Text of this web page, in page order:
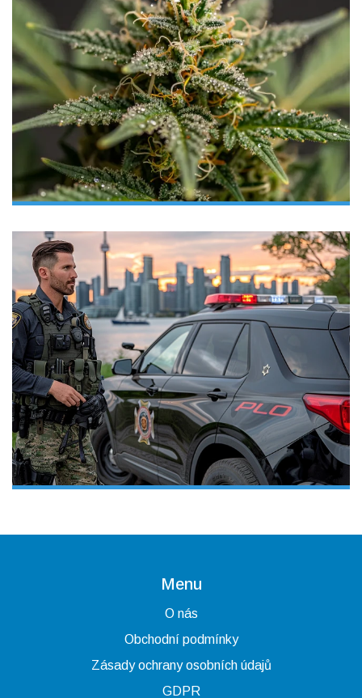
Menu
O nás
Obchodní podmínky
Zásady ochrany osobních údajů
GDPR